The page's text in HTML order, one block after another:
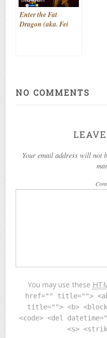
Enter the Fat
Dragon (aka. Fei
NO COMMENTS
Your email address will not
You may use these
href="" title="">
title=""> <b>
<code> <del
<s>